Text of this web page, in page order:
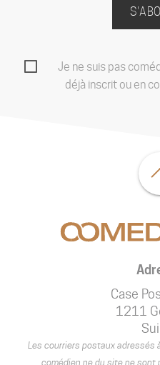
Je ne suis pas
déjà inscrit ou en
Case
1211
Les courriers postaux adressés
comédien.ne du site ne sont